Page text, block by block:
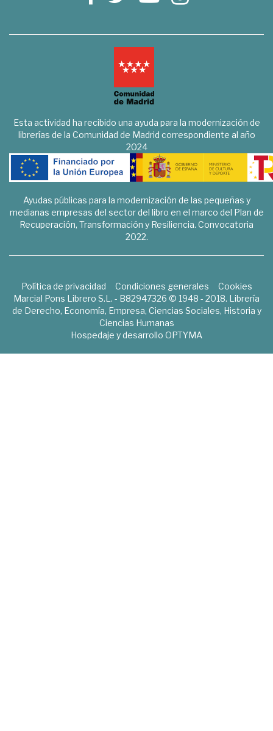
Esta actividad ha recibido una ayuda para la modernización de
librerías de la Comunidad de Madrid correspondiente al año
2024
Ayudas públicas para la modernización de las pequeñas y
medianas empresas del sector del libro en el marco del Plan de
Recuperación, Transformación y Resiliencia. Convocatoria
2022.
Política de privacidad Condiciones generales
Cookies
Marcial Pons Librero S.L. - B82947326 © 1948 - 2018. Librería
de Derecho, Economía, Empresa, Ciencias Sociales, Historia y
Ciencias Humanas
Hospedaje y desarrollo OPTYMA